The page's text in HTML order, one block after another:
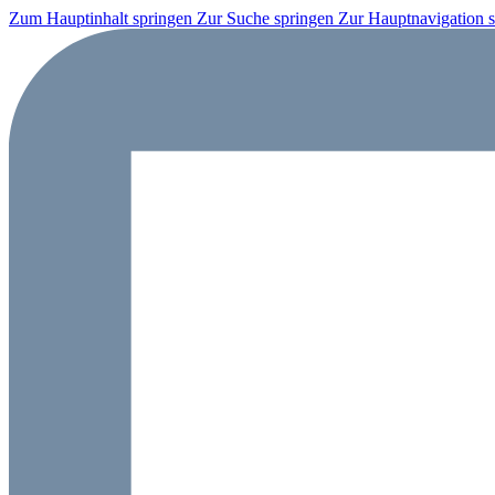
Zum Hauptinhalt springen Zur Suche springen Zur Hauptnavigation